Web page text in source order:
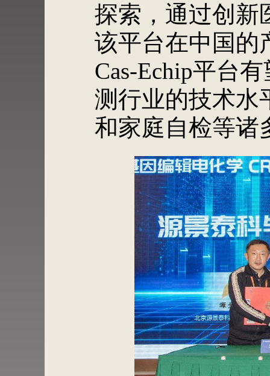
探索，通过创新
该平台在中国的
Cas-Echip平台
测行业的技术水
和家庭自检等诸